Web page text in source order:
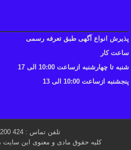
پذیرش انواع آگهی طبق تعرفه رسمی
ساعت کار
شنبه تا چهارشنبه ازساعت 10:00 الی 17
پنجشنبه ازساعت 10:00 الی 13
تلفن تماس : 424 200 33 - 021
کلیه حقوق مادی و معنوی این سایت